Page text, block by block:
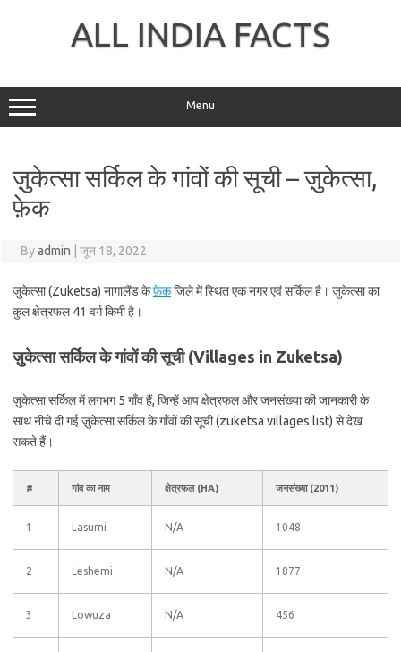
ALL INDIA FACTS
Menu
ज़ुकेत्सा सर्किल के गांवों की सूची – ज़ुकेत्सा,
फ़ेक
Byadmin जून 18, 2022
ज़ुकेत्सा (Zuketsa) नागालैंड केफ़ेकजिले में स्थित एक नगर एवं सर्किल है। ज़ुकेत्सा का
कुल क्षेत्रफल 41 वर्ग किमी है।
ज़ुकेत्सा सर्किल के गांवों की सूची (Villages in Zuketsa)
ज़ुकेत्सा सर्किल में लगभग 5 गाँव हैं, जिन्हें आप क्षेत्रफल और जनसंख्या की जानकारी के
साथ नीचे दी गई ज़ुकेत्सा सर्किल के गाँवों की सूची (zuketsa villages list) से देख
सकते हैं।
# गांव का नाम क्षेत्रफल (HA) जनसंख्या (2011)
1 Lasumi N/A 1048
2 Leshemi N/A 1877
3 Lowuza N/A 456